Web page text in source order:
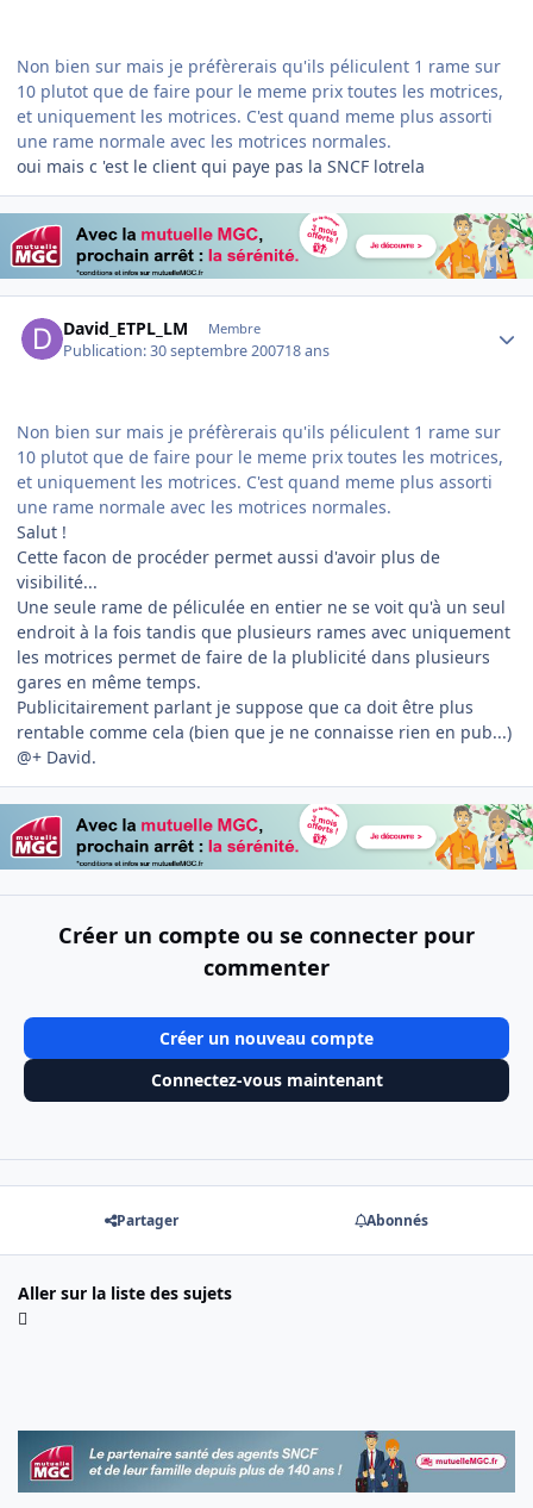
Non bien sur mais je préfèrerais qu'ils péliculent 1 rame sur
10 plutot que de faire pour le meme prix toutes les motrices,
et uniquement les motrices. C'est quand meme plus assorti
une rame normale avec les motrices normales.
oui mais c 'est le client qui paye pas la SNCF lotrela
David_ETPL_LM Membre
Publication:30 septembre 200718 ans
Non bien sur mais je préfèrerais qu'ils péliculent 1 rame sur
10 plutot que de faire pour le meme prix toutes les motrices,
et uniquement les motrices. C'est quand meme plus assorti
une rame normale avec les motrices normales.
Salut !
Cette facon de procéder permet aussi d'avoir plus de
visibilité...
Une seule rame de péliculée en entier ne se voit qu'à un seul
endroit à la fois tandis que plusieurs rames avec uniquement
les motrices permet de faire de la plublicité dans plusieurs
gares en même temps.
Publicitairement parlant je suppose que ca doit être plus
rentable comme cela (bien que je ne connaisse rien en pub...)
@+ David.
Créer un compte ou se connecter pour
commenter
Créer un nouveau compte
Connectez-vous maintenant
Partager Abonnés
Aller sur la liste des sujets